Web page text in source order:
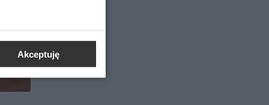
Akceptuję